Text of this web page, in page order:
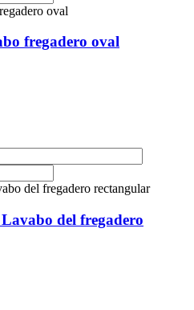
fregadero oval
del fregadero